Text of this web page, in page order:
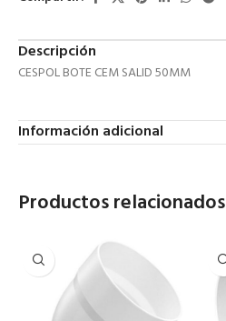
Descripción
CESPOL BOTE CEM SALID 50MM
Información adicional
Productos relacionados